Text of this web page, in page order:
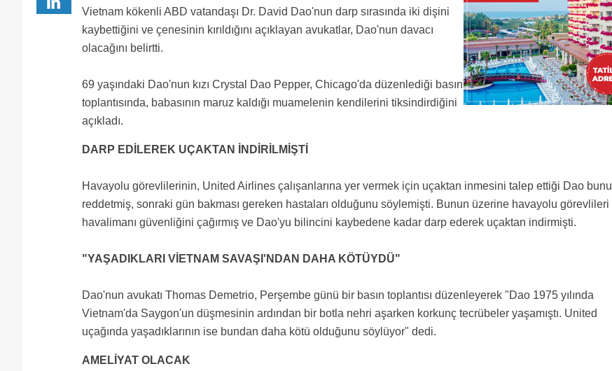
Vietnam kökenli ABD vatandaşı Dr. David Dao'nun darp sırasında iki dişini
kaybettiğini ve çenesinin kırıldığını açıklayan avukatlar, Dao'nun davacı
olacağını belirtti.
69 yaşındaki Dao'nun kızı Crystal Dao Pepper, Chicago'da düzenlediği basın
toplantısında, babasının maruz kaldığı muamelenin kendilerini tiksindirdiğini
açıkladı.
DARP EDİLEREK UÇAKTAN İNDİRİLMİŞTİ
Havayolu görevlilerinin, United Airlines çalışanlarına yer vermek için uçaktan inmesini talep ettiği Dao bunu
reddetmiş, sonraki gün bakması gereken hastaları olduğunu söylemişti. Bunun üzerine havayolu görevlileri
havalimanı güvenliğini çağırmış ve Dao'yu bilincini kaybedene kadar darp ederek uçaktan indirmişti.
"YAŞADIKLARI VİETNAM SAVAŞI'NDAN DAHA KÖTÜYDÜ"
Dao'nun avukatı Thomas Demetrio, Perşembe günü bir basın toplantısı düzenleyerek "Dao 1975 yılında
Vietnam'da Saygon'un düşmesinin ardından bir botla nehri aşarken korkunç tecrübeler yaşamıştı. United
uçağında yaşadıklarının ise bundan daha kötü olduğunu söylüyor" dedi.
AMELİYAT OLACAK